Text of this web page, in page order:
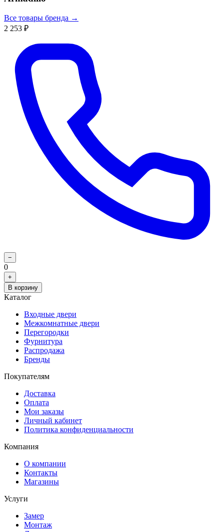
Все товары бренда →
2 253 ₽
−
0
+
В корзину
Каталог
Входные двери
Межкомнатные двери
Перегородки
Фурнитура
Распродажа
Бренды
Покупателям
Доставка
Оплата
Мои заказы
Личный кабинет
Политика конфиденциальности
Компания
О компании
Контакты
Магазины
Услуги
Замер
Монтаж